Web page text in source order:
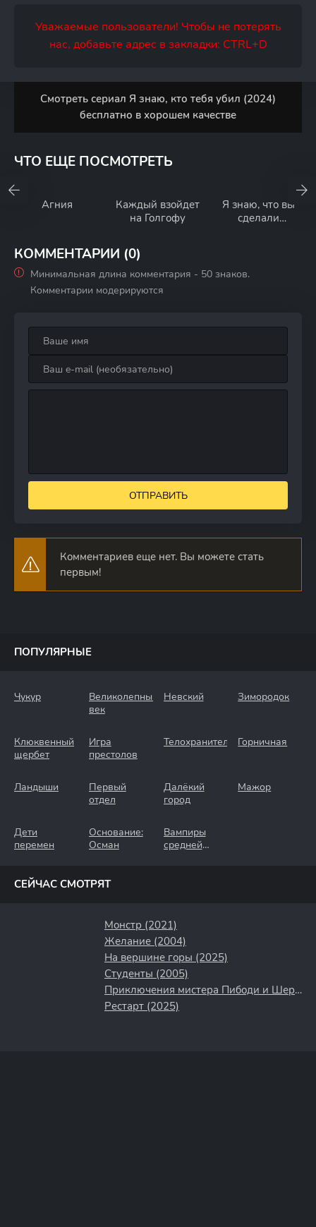
Уважаемые пользователи! Чтобы не потерять
нас, добавьте адрес в закладки: CTRL+D
Смотреть сериал Я знаю, кто тебя убил (2024)
бесплатно в хорошем качестве
ЧТО ЕЩЕ ПОСМОТРЕТЬ
Агния
Каждый взойдет
на Голгофу
Я знаю, что вы
сделали
КОММЕНТАРИИ (0)
Минимальная длина комментария - 50 знаков.
Комментарии модерируются
ОТПРАВИТЬ
Комментариев еще нет. Вы можете стать
первым!
ПОПУЛЯРНЫЕ
Чукур
Великолепный
век
Невский Зимородок
Клюквенный
щербет
Игра
престолов
Телохранители Горничная
Ландыши
Первый
отдел
Далёкий
город
Мажор
Дети
перемен
Основание:
Осман
Вампиры
средней
СЕЙЧАС СМОТРЯТ
Монстр (2021)
Желание (2004)
На вершине горы (2025)
Студенты (2005)
Приключения мистера Пибоди и Шермана (2014)
Рестарт (2025)